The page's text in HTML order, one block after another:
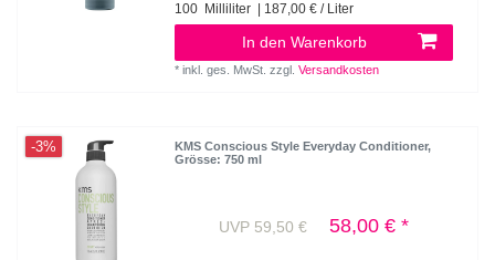
100 Milliliter | 187,00 € / Liter
In den Warenkorb
*inkl. ges. MwSt. zzgl.Versandkosten
-3% KMS Conscious Style Everyday Conditioner,
Grösse: 750 ml
UVP 59,50 € 58,00 € *